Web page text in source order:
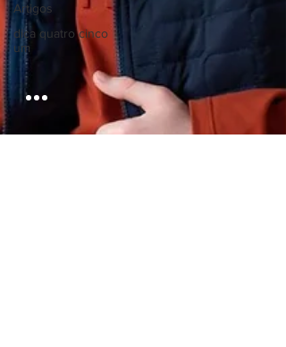
Artigos
dica quatro cinco
um